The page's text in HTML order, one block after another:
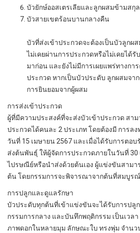
บัวยักษ์ออสเตรเลียและลูกผสมข้ามสกุ
บัวสายเขตร้อนบานกลางคืน
บัวที่ส่งเข้าประกวดจะต้องเป็นบัวลูกผ
ไม่เคยผ่านการประกวดหรือไม่เคยได้รั
มาก่อน และยังไม่มีการเผยแพร่ทางกา
ประกวด หากเป็นบัวประดับ ลูกผสมจา
การยินยอมจากผู้ผสม
การส่งเข้าประกวด
ผู้ที่มีความประสงค์ที่จะส่งบัวเข้าประกวด สา
ประกวดได้คนละ 2 ประเภท โดยต้องมี การล
วันที่ 15 เมษายน 2567 และเมื่อได้รับการตอบ
ส่งต้นพันธุ์ ให้ผู้จัดการประกวดภายในวันที่ 30
ไปรษณีย์หรือนําส่งด้วยต้นเอง ผู้แข่งขันสามา
ต้น โดยกรรมการจะพิจารณาจากต้นที่สมบูร
การปลูกและดูแลรักษา
บัวประดับทุกต้นที่เข้าแข่งขันจะได้รับการปลู
กรรมการกลาง และบันทึกพฤติกรรม เป็นเวล
ภาพดอกในหลายมุม ลักษณะใบ ทรงพุ่ม จำนว